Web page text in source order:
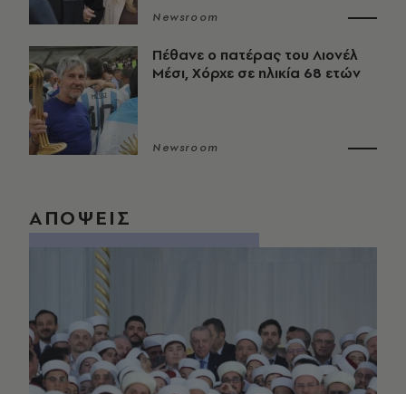
Newsroom
Πέθανε ο πατέρας του Λιονέλ
Μέσι, Χόρχε σε ηλικία 68 ετών
Newsroom
ΑΠΟΨΕΙΣ